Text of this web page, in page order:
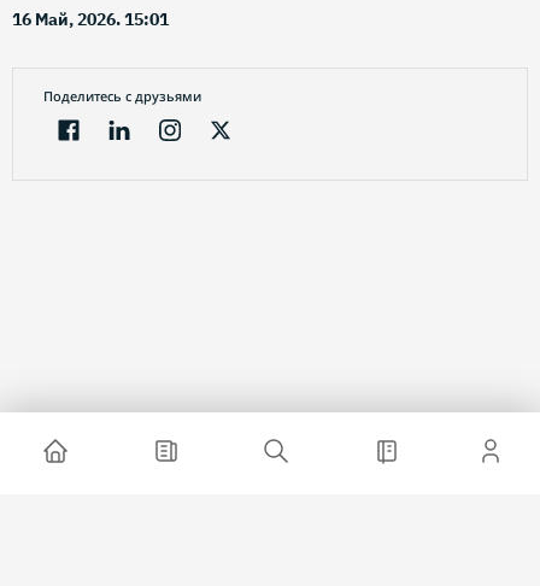
16 Май, 2026. 15:01
Поделитесь с друзьями